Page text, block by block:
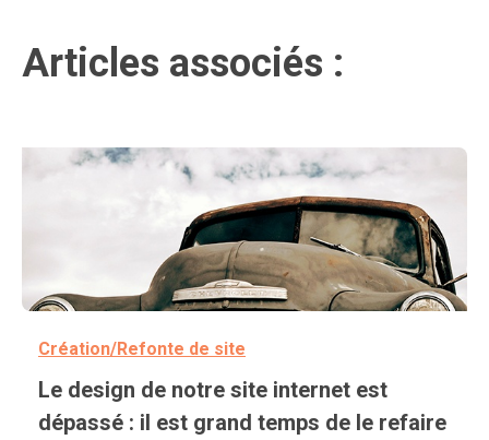
Articles associés :
Création/Refonte de site
Le design de notre site internet est
dépassé : il est grand temps de le refaire